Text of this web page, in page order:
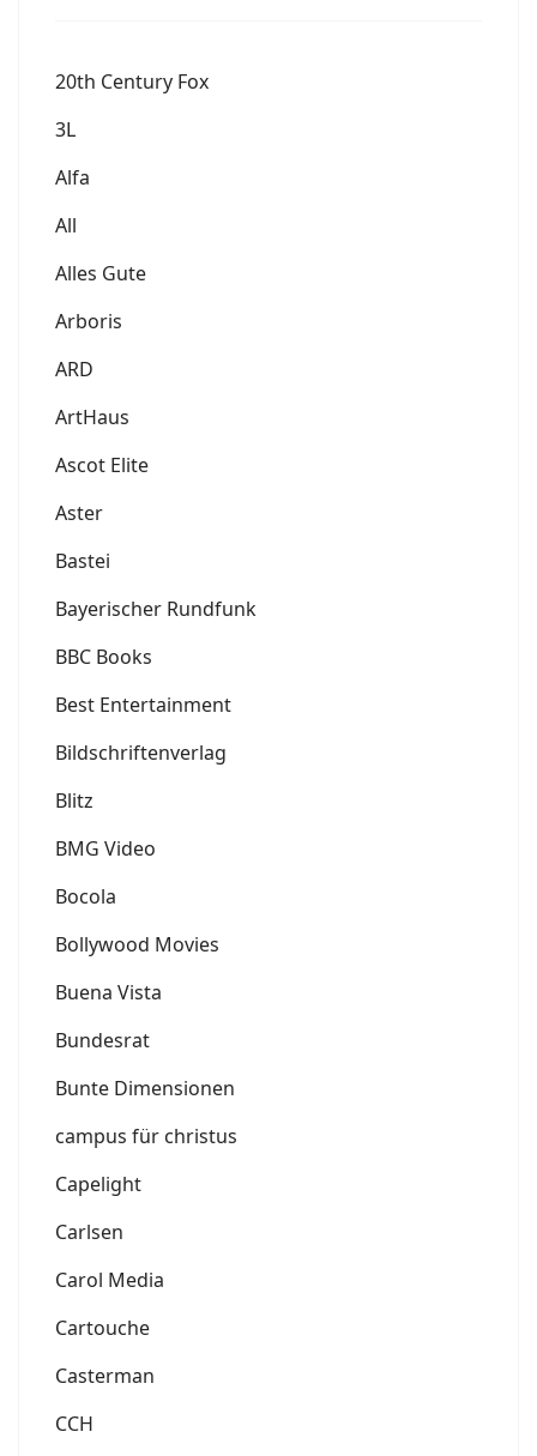
20th Century Fox
3L
Alfa
All
Alles Gute
Arboris
ARD
ArtHaus
Ascot Elite
Aster
Bastei
Bayerischer Rundfunk
BBC Books
Best Entertainment
Bildschriftenverlag
Blitz
BMG Video
Bocola
Bollywood Movies
Buena Vista
Bundesrat
Bunte Dimensionen
campus für christus
Capelight
Carlsen
Carol Media
Cartouche
Casterman
CCH